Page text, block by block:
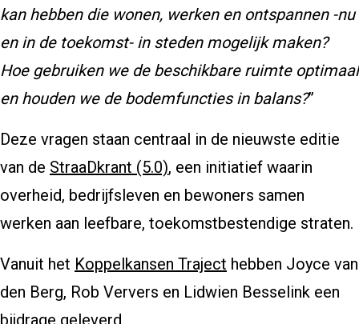
kan hebben die wonen, werken en ontspannen -nu
en in de toe­komst- in steden mogelijk maken?
Hoe gebruiken we de beschikbare ruimte optimaal
en houden we de bodemfuncties in balans?”
Deze vragen staan centraal in de nieuwste editie
van de StraaDkrant (5.0), een initiatief waarin
overheid, bedrijfsleven en bewoners samen
werken aan leefbare, toekomstbestendige straten.
Vanuit het Koppelkansen Traject hebben Joyce van
den Berg, Rob Ververs en Lidwien Besselink een
bijdrage geleverd.